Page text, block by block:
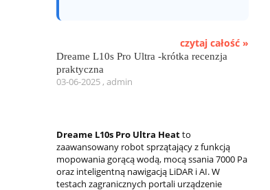
czytaj całość »
Dreame L10s Pro Ultra -krótka recenzja
praktyczna
03-06-2025 , admin
Dreame L10s Pro Ultra Heatto
zaawansowany robot sprzątający z funkcją
mopowania gorącą wodą, mocą ssania 7000 Pa
oraz inteligentną nawigacją LiDAR i AI. W
testach zagranicznych portali urządzenie